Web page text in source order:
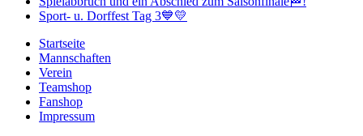
Sport- u. Dorffest Tag 3💙💛
Startseite
Mannschaften
Verein
Teamshop
Fanshop
Impressum